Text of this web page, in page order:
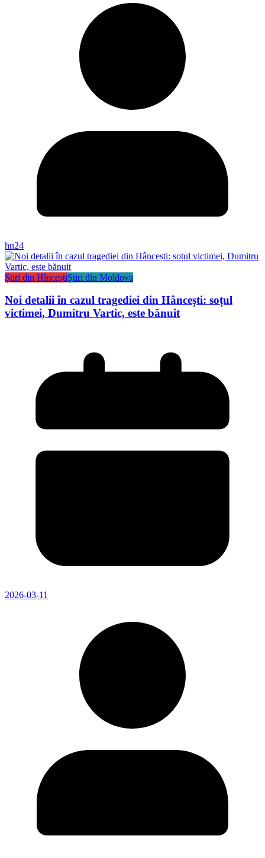
hn24
Știri din HînceștiȘtiri din Moldova
Noi detalii în cazul tragediei din Hâncești: soțul
victimei, Dumitru Vartic, este bănuit
2026-03-11